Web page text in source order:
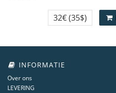
32€(35$)
INFORMATIE
Over ons
LEVERING